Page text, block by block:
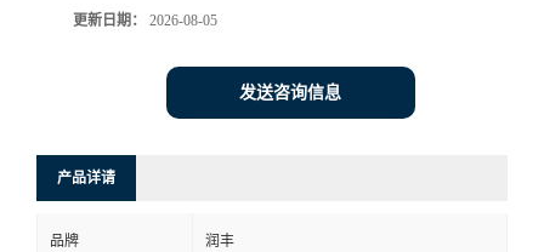
更新日期： 2026-08-05
发送咨询信息
产品详请
品牌 润丰